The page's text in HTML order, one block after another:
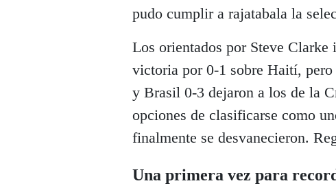
pudo cumplir a rajatabala la
Los orientados por Steve
victoria por 0-1 sobre Haití, pero
y Brasil 0-3 dejaron a los de la
opciones de clasificarse como
finalmente se desvanecieron.
Una primera vez para